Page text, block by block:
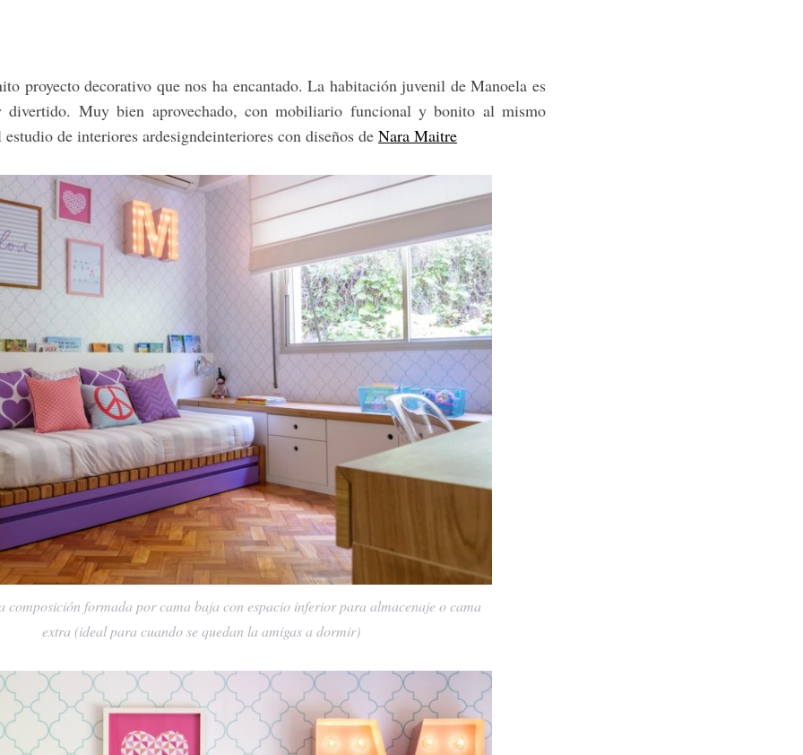
proyecto decorativo que nos ha encantado. La habitación juvenil de Manoela es
Muy bien aprovechado, con mobiliario funcional y bonito al mismo
de interiores ardesigndeinteriores con diseños de Nara Maitre
composición formada por cama baja con espacio inferior para almacenaje o cama
extra (ideal para cuando se quedan la amigas a dormir)